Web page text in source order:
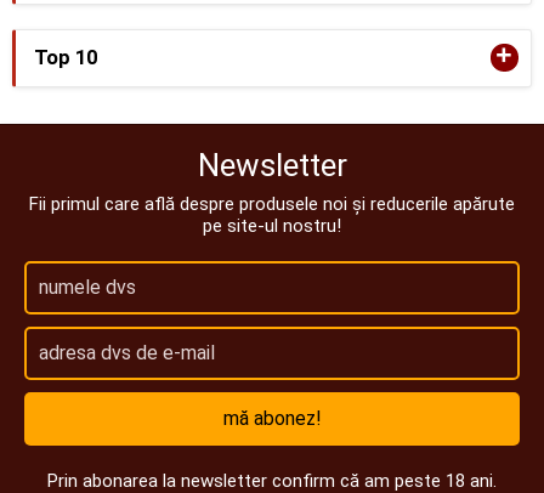
Top 10 +
Newsletter
Fii primul care află despre produsele noi și reducerile apărute
pe site-ul nostru!
mă abonez!
Prin abonarea la newsletter confirm că am peste 18 ani.